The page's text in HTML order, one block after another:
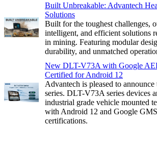
Built Unbreakable: Advantech
Solutions
Built for the toughest challenges,
intelligent, and efficient solutions
in mining. Featuring modular
durability, and unmatched
New DLT-V73A with Google
Certified for Android 12
Advantech is pleased to
series. DLT-V73A series devices
industrial grade vehicle mounted
with Android 12 and Google
certifications.